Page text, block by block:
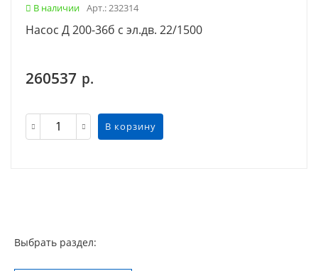
В наличии Арт.: 232314
Насос Д 200-36б с эл.дв. 22/1500
260537 р.
В корзину
Выбрать раздел: